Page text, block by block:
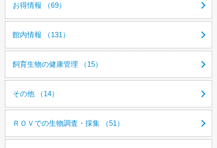
お得情報 （69）
館内情報 （131）
飼育生物の健康管理 （15）
その他 （14）
ＲＯＶでの生物調査・採集 （51）